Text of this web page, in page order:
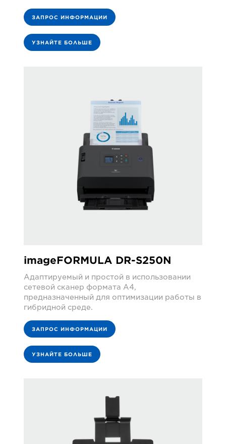
ЗАПРОС ИНФОРМАЦИИ
УЗНАЙТЕ БОЛЬШЕ
imageFORMULA DR-S250N
Адаптируемый и простой в использовании
сетевой сканер формата A4,
предназначенный для оптимизации работы в
гибридной среде.
ЗАПРОС ИНФОРМАЦИИ
УЗНАЙТЕ БОЛЬШЕ